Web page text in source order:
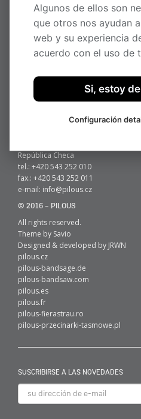
METAL
MADERA
NOVEDADES
SOBRE NOSOTROS
CONTACTOS
METAL
MADERA
República Checa
tel.: +420 543 252 010
fax.: +420 543 252 011
e-mail: info@pilous.cz
© 2016 – PILOUS
All rights reserved.
Theme by Savio
Designed & developed by JRWN
pilous.cz
pilous-bandsage.de
pilous-bandsaw.com
pilous.es
pilous.fr
pilous-fierastrau.ro
pilous-przecinarki-tasmowe.pl
SUSCRIBIRSE A LAS NOVEDADES
Algunos de ellos son
que otros nos ayudan
web y su experiencia
acuerdo con el uso de
Si, estoy
Configuración